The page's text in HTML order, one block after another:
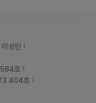
성민
호
3 404호